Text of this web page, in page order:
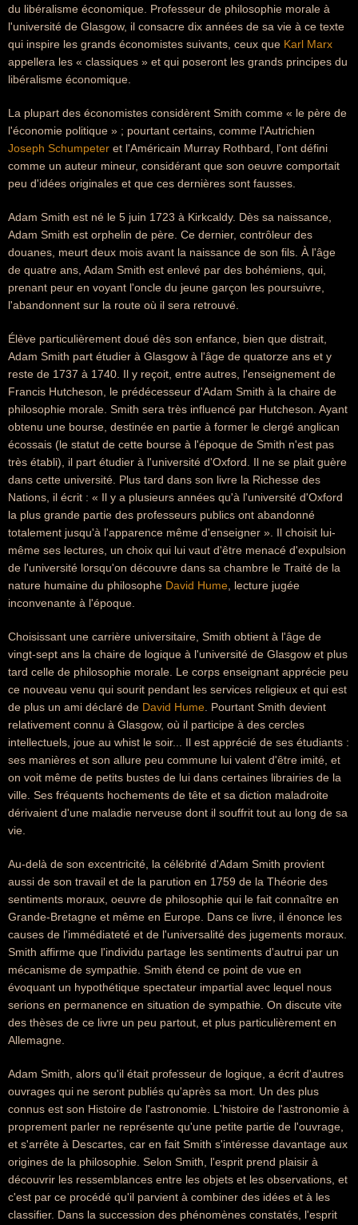
du libéralisme économique. Professeur de philosophie morale à
l'université de Glasgow, il consacre dix années de sa vie à ce texte
qui inspire les grands économistes suivants, ceux que Karl Marx
appellera les « classiques » et qui poseront les grands principes du
libéralisme économique.
La plupart des économistes considèrent Smith comme « le père de
l'économie politique » ; pourtant certains, comme l'Autrichien
Joseph Schumpeter et l'Américain Murray Rothbard, l'ont défini
comme un auteur mineur, considérant que son oeuvre comportait
peu d'idées originales et que ces dernières sont fausses.
Adam Smith est né le 5 juin 1723 à Kirkcaldy. Dès sa naissance,
Adam Smith est orphelin de père. Ce dernier, contrôleur des
douanes, meurt deux mois avant la naissance de son fils. À l'âge
de quatre ans, Adam Smith est enlevé par des bohémiens, qui,
prenant peur en voyant l'oncle du jeune garçon les poursuivre,
l'abandonnent sur la route où il sera retrouvé.
Élève particulièrement doué dès son enfance, bien que distrait,
Adam Smith part étudier à Glasgow à l'âge de quatorze ans et y
reste de 1737 à 1740. Il y reçoit, entre autres, l'enseignement de
Francis Hutcheson, le prédécesseur d'Adam Smith à la chaire de
philosophie morale. Smith sera très influencé par Hutcheson. Ayant
obtenu une bourse, destinée en partie à former le clergé anglican
écossais (le statut de cette bourse à l'époque de Smith n'est pas
très établi), il part étudier à l'université d'Oxford. Il ne se plait guère
dans cette université. Plus tard dans son livre la Richesse des
Nations, il écrit : « Il y a plusieurs années qu'à l'université d'Oxford
la plus grande partie des professeurs publics ont abandonné
totalement jusqu'à l'apparence même d'enseigner ». Il choisit lui-
même ses lectures, un choix qui lui vaut d'être menacé d'expulsion
de l'université lorsqu'on découvre dans sa chambre le Traité de la
nature humaine du philosophe David Hume , lecture jugée
inconvenante à l'époque.
Choisissant une carrière universitaire, Smith obtient à l'âge de
vingt-sept ans la chaire de logique à l'université de Glasgow et plus
tard celle de philosophie morale. Le corps enseignant apprécie peu
ce nouveau venu qui sourit pendant les services religieux et qui est
de plus un ami déclaré de David Hume . Pourtant Smith devient
relativement connu à Glasgow, où il participe à des cercles
intellectuels, joue au whist le soir... Il est apprécié de ses étudiants :
ses manières et son allure peu commune lui valent d'être imité, et
on voit même de petits bustes de lui dans certaines librairies de la
ville. Ses fréquents hochements de tête et sa diction maladroite
dérivaient d'une maladie nerveuse dont il souffrit tout au long de sa
vie.
Au-delà de son excentricité, la célébrité d'Adam Smith provient
aussi de son travail et de la parution en 1759 de la Théorie des
sentiments moraux, oeuvre de philosophie qui le fait connaître en
Grande-Bretagne et même en Europe. Dans ce livre, il énonce les
causes de l'immédiateté et de l'universalité des jugements moraux.
Smith affirme que l'individu partage les sentiments d'autrui par un
mécanisme de sympathie. Smith étend ce point de vue en
évoquant un hypothétique spectateur impartial avec lequel nous
serions en permanence en situation de sympathie. On discute vite
des thèses de ce livre un peu partout, et plus particulièrement en
Allemagne.
Adam Smith, alors qu'il était professeur de logique, a écrit d'autres
ouvrages qui ne seront publiés qu'après sa mort. Un des plus
connus est son Histoire de l'astronomie. L'histoire de l'astronomie à
proprement parler ne représente qu'une petite partie de l'ouvrage,
et s'arrête à Descartes, car en fait Smith s'intéresse davantage aux
origines de la philosophie. Selon Smith, l'esprit prend plaisir à
découvrir les ressemblances entre les objets et les observations, et
c'est par ce procédé qu'il parvient à combiner des idées et à les
classifier. Dans la succession des phénomènes constatés, l'esprit